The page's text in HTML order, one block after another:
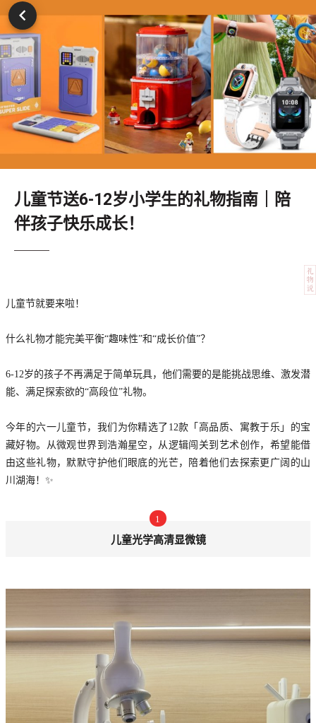
儿童节送6-12岁小学生的礼物指南｜陪
伴孩子快乐成长！
儿童节就要来啦！
什么礼物才能完美平衡“趣味性”和“成长价值”？
6-12岁的孩子不再满足于简单玩具，他们需要的是能挑战思维、激发潜
能、满足探索欲的“高段位”礼物。
今年的六一儿童节，我们为你精选了12款「高品质、寓教于乐」的宝
藏好物。从微观世界到浩瀚星空，从逻辑闯关到艺术创作，希望能借
由这些礼物，默默守护他们眼底的光芒，陪着他们去探索更广阔的山
川湖海！✨
1
儿童光学高清显微镜